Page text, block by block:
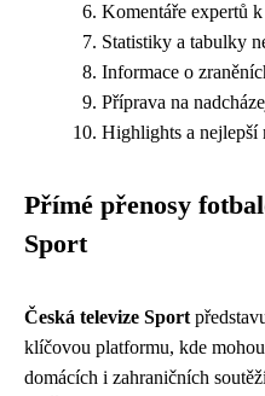
Komentáře expertů
Statistiky a tabulky
Informace o
Příprava na
Highlights a nejlepší
Přímé přenosy
Sport
Česká televize Sport
klíčovou platformu, kde
domácích i zahraničních